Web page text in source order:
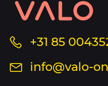
informatie
sitemap+31 85
Stuurinfo@valo-